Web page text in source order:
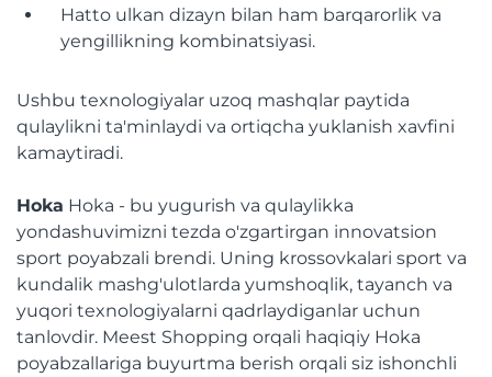
Hatto ulkan dizayn bilan ham barqarorlik va
yengillikning kombinatsiyasi.
Ushbu texnologiyalar uzoq mashqlar paytida
qulaylikni ta'minlaydi va ortiqcha yuklanish xavfini
kamaytiradi.
Hoka Hoka - bu yugurish va qulaylikka
yondashuvimizni tezda o'zgartirgan innovatsion
sport poyabzali brendi. Uning krossovkalari sport va
kundalik mashg'ulotlarda yumshoqlik, tayanch va
yuqori texnologiyalarni qadrlaydiganlar uchun
tanlovdir. Meest Shopping orqali haqiqiy Hoka
poyabzallariga buyurtma berish orqali siz ishonchli